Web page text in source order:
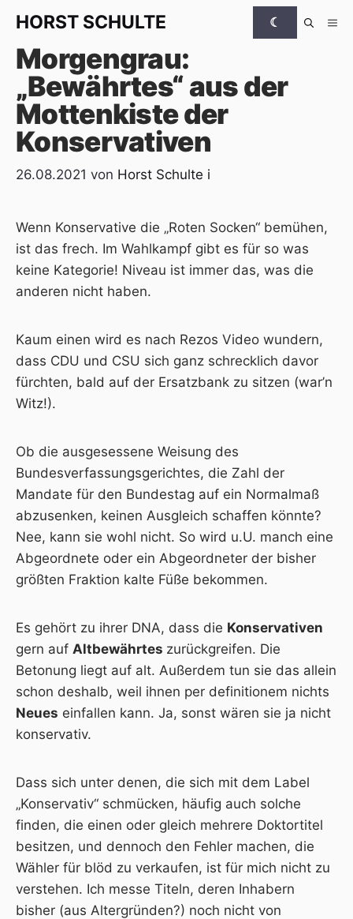
HORST SCHULTE ☾
Morgengrau:
„Bewährtes“ aus der
Mottenkiste der
Konservativen
26.08.2021 von Horst Schulte i
Wenn Konservative die „Roten Socken“ bemühen,
ist das frech. Im Wahlkampf gibt es für so was
keine Kategorie! Niveau ist immer das, was die
anderen nicht haben.
Kaum einen wird es nach Rezos Video wundern,
dass CDU und CSU sich ganz schrecklich davor
fürchten, bald auf der Ersatzbank zu sitzen (war’n
Witz!).
Ob die ausgesessene Weisung des
Bundesverfassungsgerichtes, die Zahl der
Mandate für den Bundestag auf ein Normalmaß
abzusenken, keinen Ausgleich schaffen könnte?
Nee, kann sie wohl nicht. So wird u.U. manch eine
Abgeordnete oder ein Abgeordneter der bisher
größten Fraktion kalte Füße bekommen.
Es gehört zu ihrer DNA, dass die Konservativen
gern auf Altbewährtes zurückgreifen. Die
Betonung liegt auf alt. Außerdem tun sie das allein
schon deshalb, weil ihnen per definitionem nichts
Neues einfallen kann. Ja, sonst wären sie ja nicht
konservativ.
Dass sich unter denen, die sich mit dem Label
„Konservativ“ schmücken, häufig auch solche
finden, die einen oder gleich mehrere Doktortitel
besitzen, und dennoch den Fehler machen, die
Wähler für blöd zu verkaufen, ist für mich nicht zu
verstehen. Ich messe Titeln, deren Inhabern
bisher (aus Altergründen?) noch nicht von